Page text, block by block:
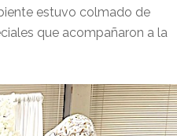
estuvo colmado de
que acompañaron a la